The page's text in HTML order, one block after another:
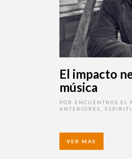
El impacto
música
POR ENCUENTROS EL
ANTERIORES
VER MAS